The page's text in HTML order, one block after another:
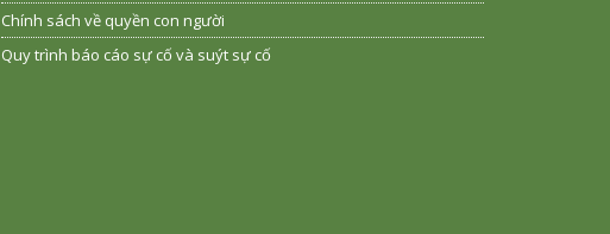
Chính sách về quyền con người
Quy trình báo cáo sự cố và suýt sự cố